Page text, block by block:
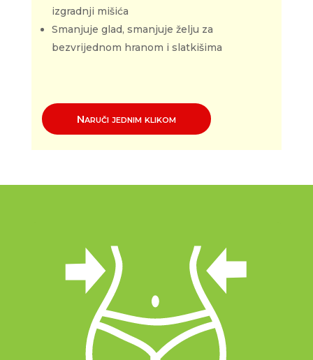
izgradnji mišića
Smanjuje glad, smanjuje želju za
bezvrijednom hranom i slatkišima
Naruči jednim klikom